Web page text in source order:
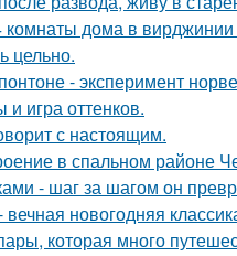
комнаты дома в
цельно.
- эксперимент
игра оттенков.
с настоящим.
в спальном районе
- шаг за шагом он
новогодняя
которая много